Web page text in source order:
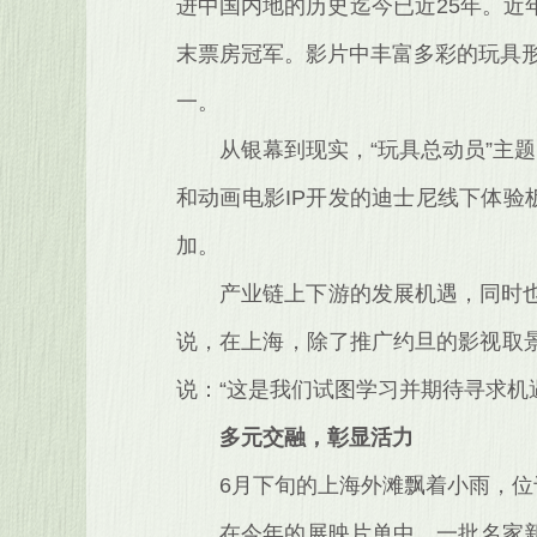
进中国内地的历史迄今已近25年。
末票房冠军。影片中丰富多彩的玩具
一。
从银幕到现实，“玩具总动员”主
和动画电影IP开发的迪士尼线下体验
加。
产业链上下游的发展机遇，同时
说，在上海，除了推广约旦的影视取
说：“这是我们试图学习并期待寻求机
多元交融，彰显活力
6月下旬的上海外滩飘着小雨，